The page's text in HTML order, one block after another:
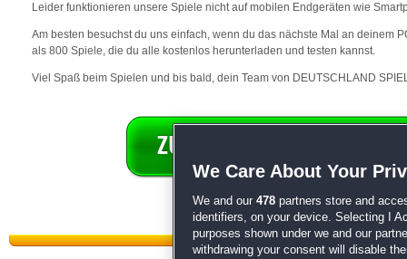
Leider funktionieren unsere Spiele nicht auf mobilen Endgeräten wie
Am besten besuchst du uns einfach, wenn du das nächste Mal an deinem
als 800 Spiele, die du alle kostenlos herunterladen und testen kannst.
Viel Spaß beim Spielen und bis bald, dein Team von DEUTSCHLAND
We Care About Your
We and our 478 partners store and
identifiers, on your device. Selecting I
purposes shown under we and our
withdrawing your consent will disable